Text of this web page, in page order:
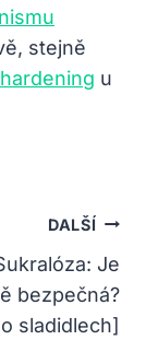
stejně
u
DALŠÍ
Je
bezpečná?
sladidlech]